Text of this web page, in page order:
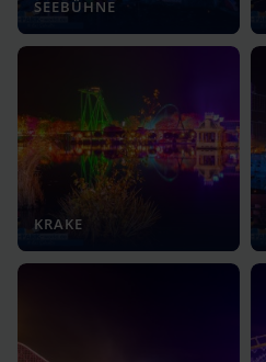
SEEBÜHNE
KRAKE